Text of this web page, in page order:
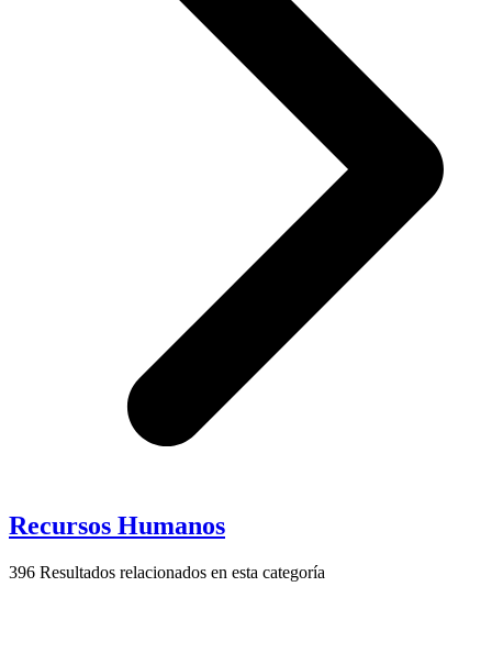
Recursos Humanos
396 Resultados relacionados en esta categoría